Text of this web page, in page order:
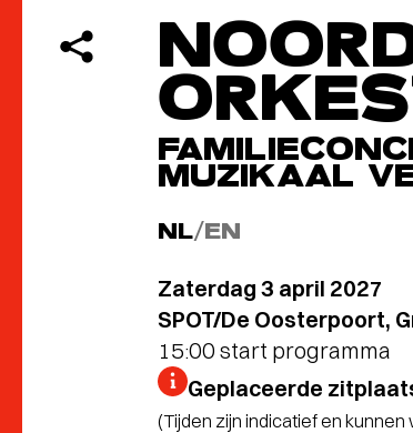
MUZIKAAL
NL/EN
Zaterdag 3 april 2027
SPOT/De Oosterpoort,
15:00 start programma
Geplaceerde
(Tijden zijn indicatief en kunnen